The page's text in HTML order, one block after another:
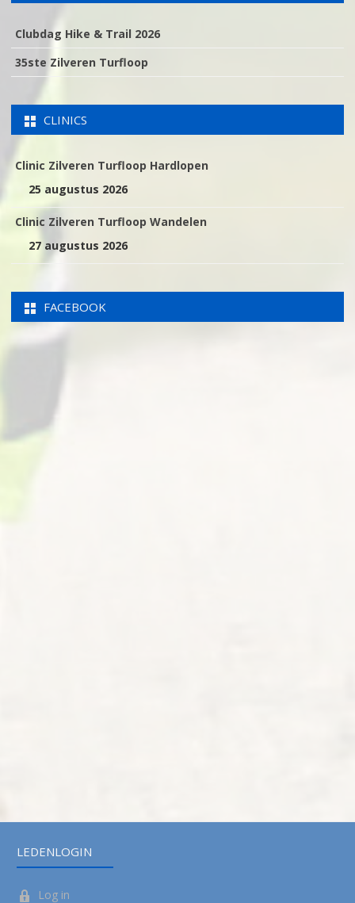
Clubdag Hike & Trail 2026
35ste Zilveren Turfloop
CLINICS
Clinic Zilveren Turfloop Hardlopen
25 augustus 2026
Clinic Zilveren Turfloop Wandelen
27 augustus 2026
FACEBOOK
LEDENLOGIN
Log in